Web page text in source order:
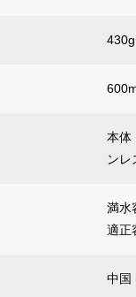
430g
本体
ンレ
満水
適正
中国